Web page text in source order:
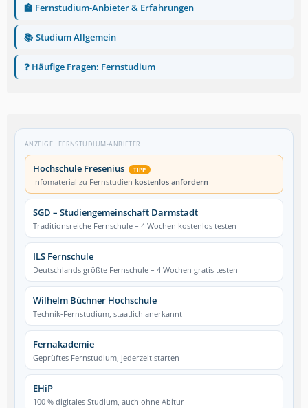
🏫 Fernstudium-Anbieter & Erfahrungen
📚 Studium Allgemein
❓ Häufige Fragen: Fernstudium
ANZEIGE · FERNSTUDIUM-ANBIETER
Hochschule Fresenius TIPP
Infomaterial zu Fernstudien kostenlos anfordern
SGD – Studiengemeinschaft Darmstadt
Traditionsreiche Fernschule – 4 Wochen kostenlos testen
ILS Fernschule
Deutschlands größte Fernschule – 4 Wochen gratis testen
Wilhelm Büchner Hochschule
Technik-Fernstudium, staatlich anerkannt
Fernakademie
Geprüftes Fernstudium, jederzeit starten
EHiP
100 % digitales Studium, auch ohne Abitur